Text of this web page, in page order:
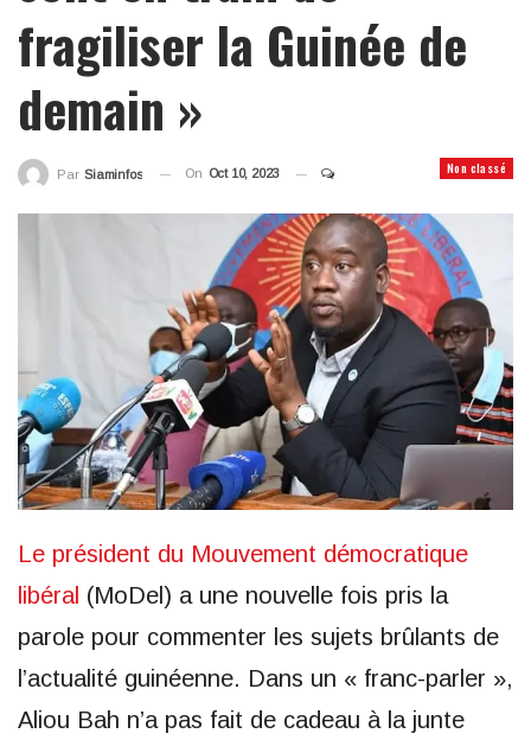
fragiliser la Guinée de
demain »
Non classé
Par Siaminfos On Oct 10, 2023
Le président du Mouvement démocratique
libéral (MoDel) a une nouvelle fois pris la
parole pour commenter les sujets brûlants de
l’actualité guinéenne. Dans un « franc-parler »,
Aliou Bah n’a pas fait de cadeau à la junte